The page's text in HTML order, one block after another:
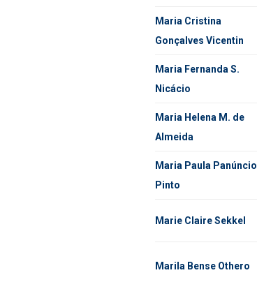
Maria Cristina
Gonçalves Vicentin
Maria Fernanda S.
Nicácio
Maria Helena M. de
Almeida
Maria Paula Panúncio
Pinto
Marie Claire Sekkel
Marila Bense Othero